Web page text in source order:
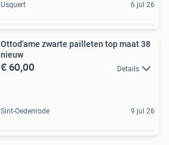
Usquert 6 jul 26
Ottod'ame zwarte pailleten top maat 38
nieuw
€ 60,00 Details
Sint-Oedenrode 9 jul 26